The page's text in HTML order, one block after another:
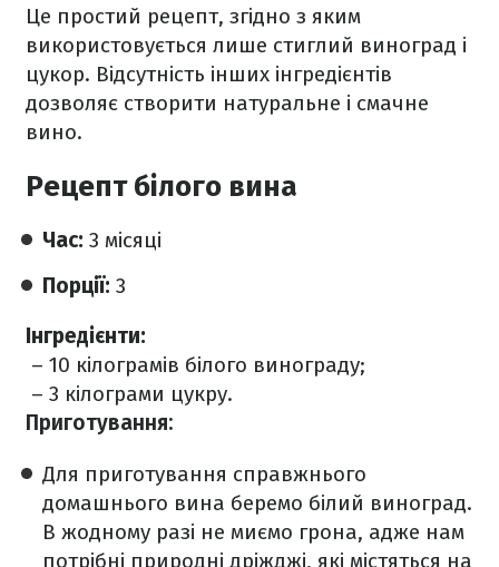
Це простий рецепт, згідно з яким
використовується лише стиглий виноград і
цукор. Відсутність інших інгредієнтів
дозволяє створити натуральне і смачне
вино.
Рецепт білого вина
Час: 3 місяці
Порції: 3
Інгредієнти:
– 10 кілограмів білого винограду;
– 3 кілограми цукру.
Приготування:
Для приготування справжнього
домашнього вина беремо білий виноград.
В жодному разі не миємо грона, адже нам
потрібні природні дріжджі, які містяться на